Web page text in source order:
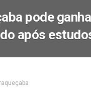
pode
após